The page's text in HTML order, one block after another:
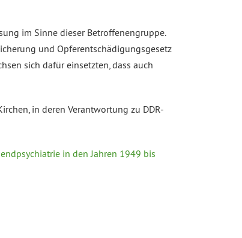
im Sinne dieser Betroffenengruppe.
und Opferentschädigungsgesetz
sich dafür einsetzten, dass auch
in deren Verantwortung zu DDR-
in den Jahren 1949 bis